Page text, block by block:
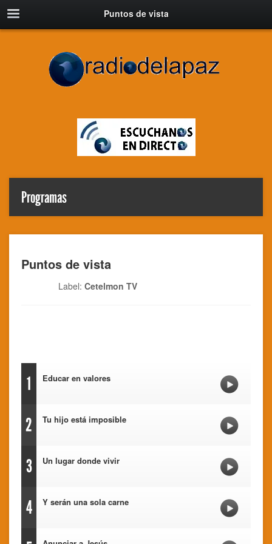
Puntos de vista
Programas
Puntos de vista
Label: Cetelmon TV
1 Educar en valores
2 Tu hijo está imposible
3 Un lugar donde vivir
4 Y serán una sola carne